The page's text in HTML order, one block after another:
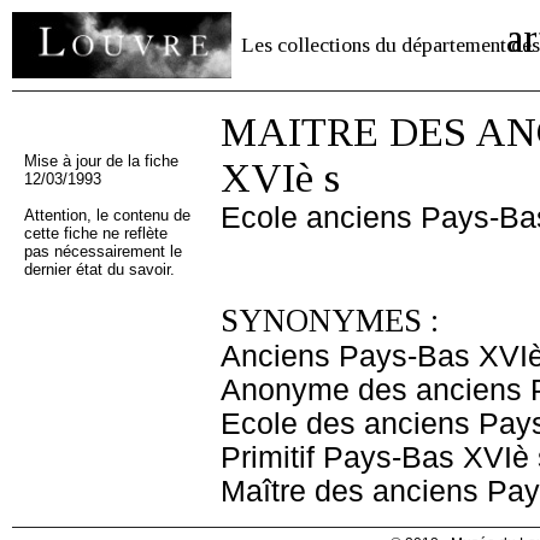
Les collections du département des
Mise à jour de la fiche
12/03/1993
Attention, le contenu de
cette fiche ne reflète
pas nécessairement le
dernier état du savoir.
MAITRE DES
XVIè s
Ecole anciens Pays-
SYNONYMES :
Anciens Pays-Bas
Anonyme des anciens
Ecole des anciens
Primitif Pays-Bas XVIè
Maître des anciens